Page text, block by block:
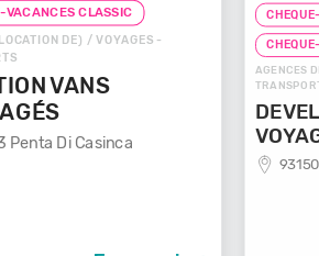
VACANCES CLASSIC
DE) / VOYAGES -
VANS
Penta Di Casinca
AGENCES